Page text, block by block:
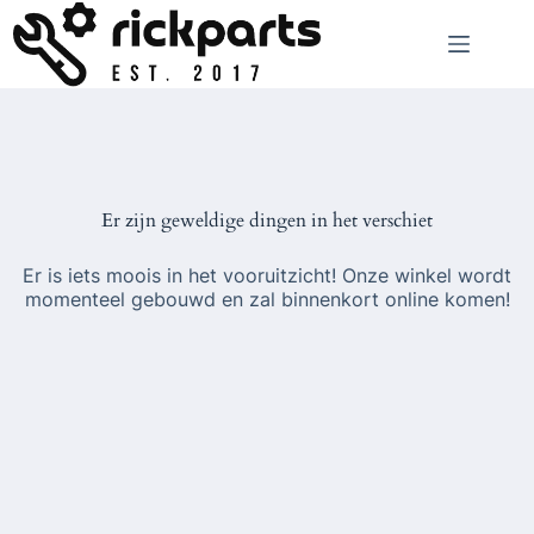
naar
de
inhoud
Er zijn geweldige dingen in het verschiet
Er is iets moois in het vooruitzicht! Onze winkel wordt
momenteel gebouwd en zal binnenkort online komen!